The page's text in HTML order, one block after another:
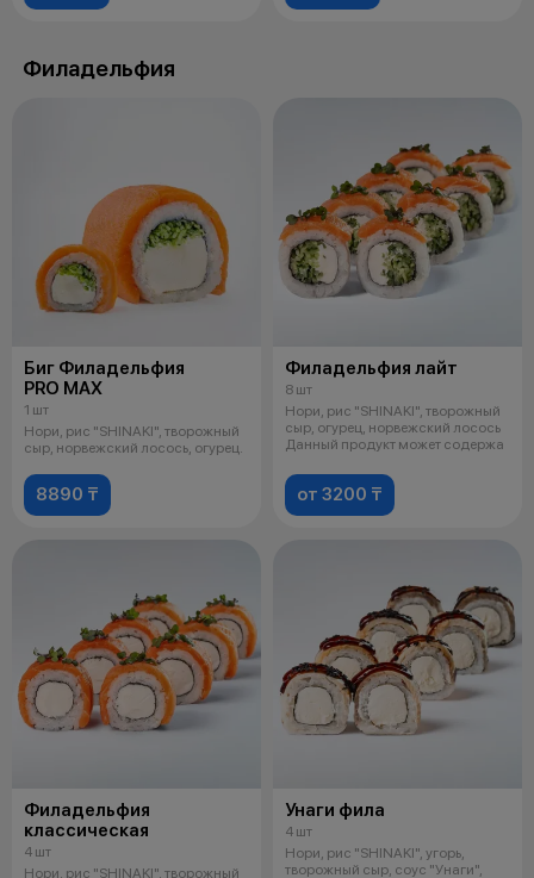
Филадельфия
Биг Филадельфия
PRO MAX
1 шт
Нори, рис "SHINAKI", творожный
сыр, норвежский лосось, огурец.
8890 ₸
Филадельфия лайт
8 шт
Нори, рис "SHINAKI", творожный
сыр, огурец, норвежский лосось
Данный продукт может содержа
от 3200 ₸
Филадельфия
классическая
4 шт
Нори, рис "SHINAKI", творожный
Унаги фила
4 шт
Нори, рис "SHINAKI", угорь,
творожный сыр, соус "Унаги",